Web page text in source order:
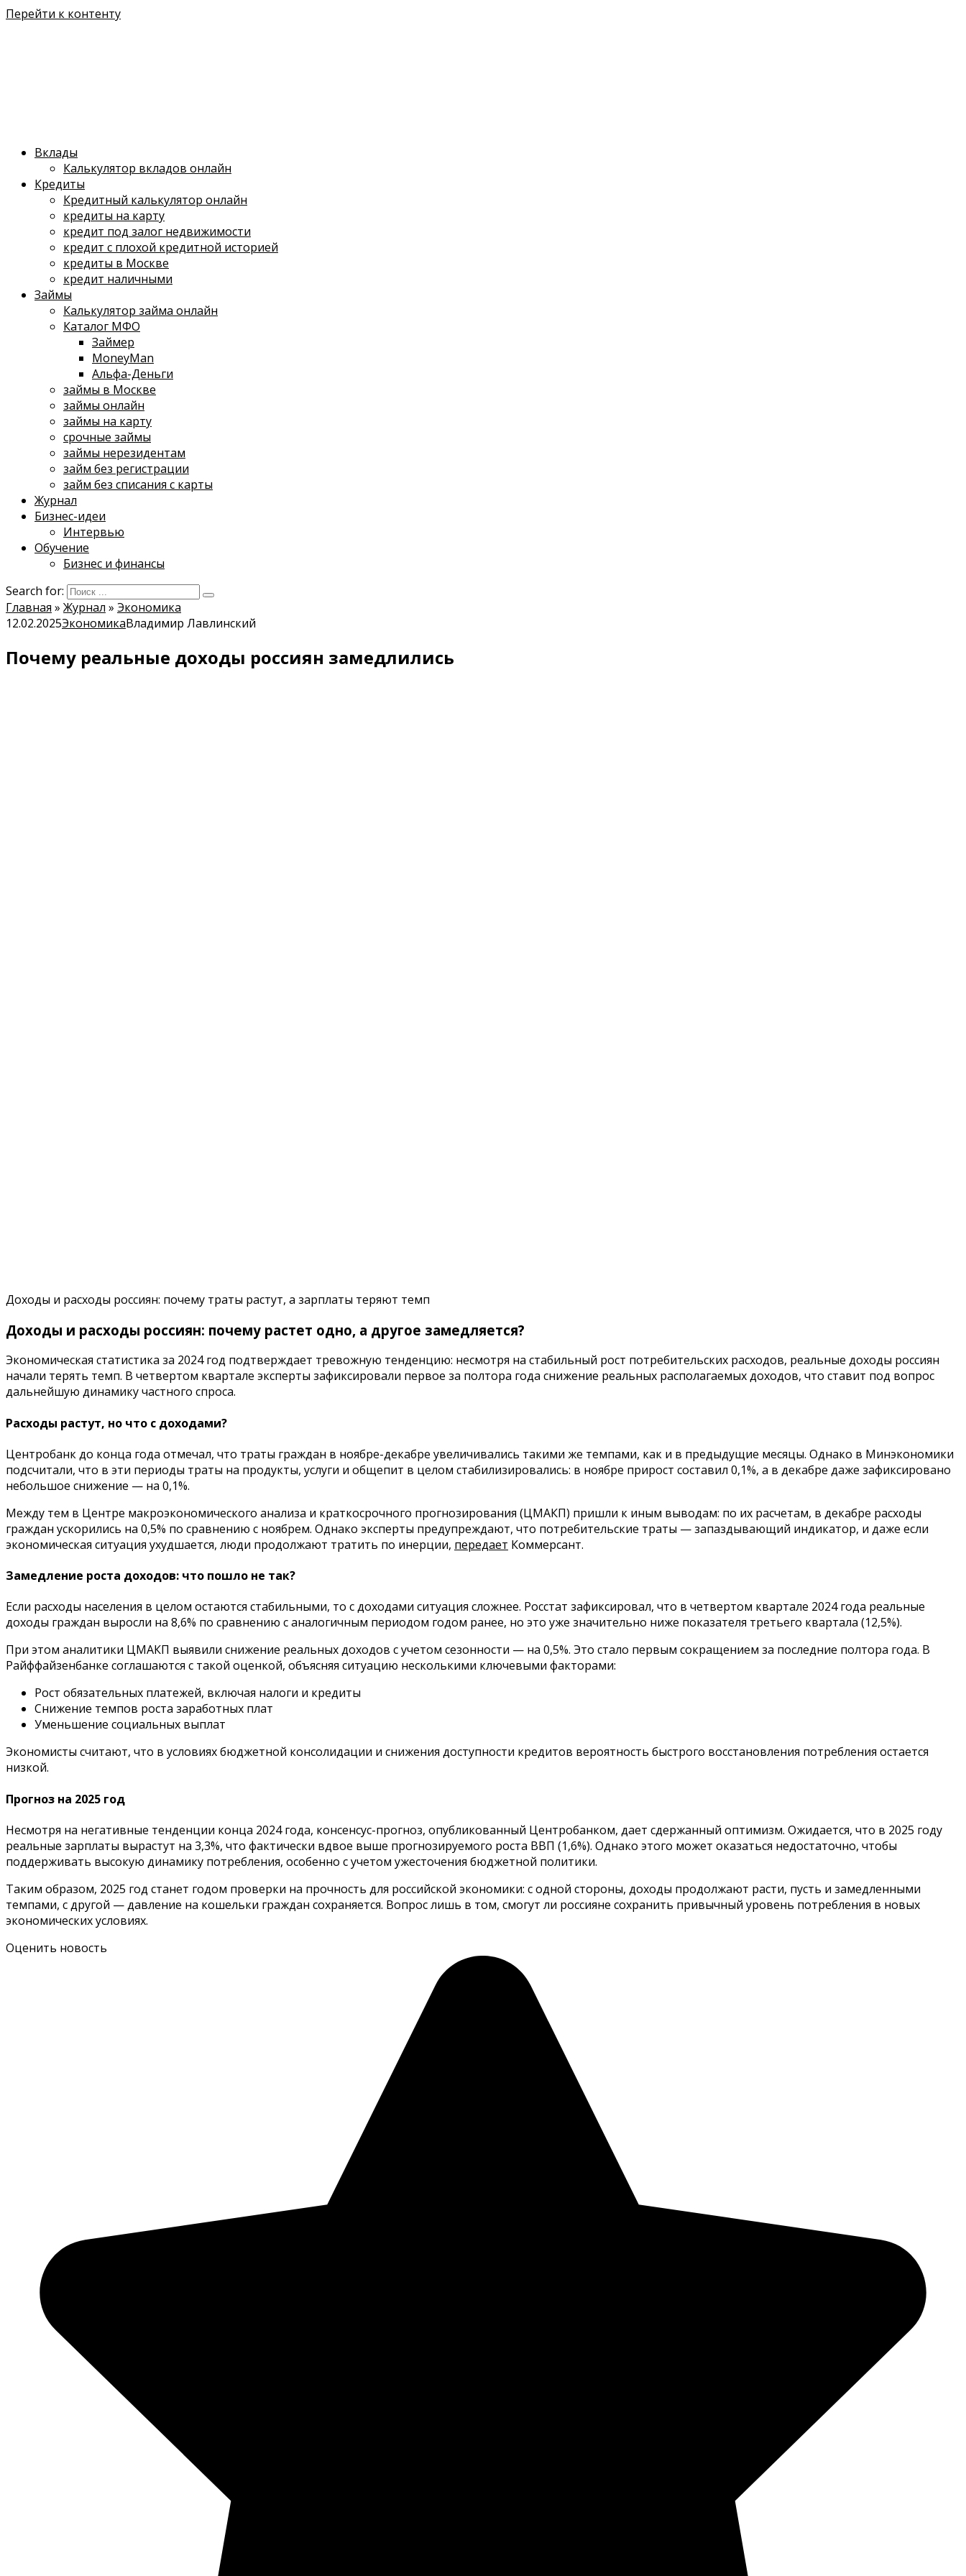
Перейти к контенту
Вклады
Калькулятор вкладов онлайн
Кредиты
Кредитный калькулятор онлайн
кредиты на карту
кредит под залог недвижимости
кредит с плохой кредитной историей
кредиты в Москве
кредит наличными
Займы
Калькулятор займа онлайн
Каталог МФО
Займер
MoneyMan
Альфа-Деньги
займы в Москве
займы онлайн
займы на карту
срочные займы
займы нерезидентам
займ без регистрации
займ без списания с карты
Журнал
Бизнес-идеи
Интервью
Обучение
Бизнес и финансы
Search for:
Главная » Журнал » Экономика
12.02.2025ЭкономикаВладимир Лавлинский
Почему реальные доходы россиян замедлились
Доходы и расходы россиян: почему траты растут, а зарплаты теряют темп
Доходы и расходы россиян: почему растет одно, а другое замедляется?
Экономическая статистика за 2024 год подтверждает тревожную тенденцию: несмотря на стабильный рост потребительских расходов, реальные доходы россиян
начали терять темп. В четвертом квартале эксперты зафиксировали первое за полтора года снижение реальных располагаемых доходов, что ставит под вопрос
дальнейшую динамику частного спроса.
Расходы растут, но что с доходами?
Центробанк до конца года отмечал, что траты граждан в ноябре-декабре увеличивались такими же темпами, как и в предыдущие месяцы. Однако в Минэкономики
подсчитали, что в эти периоды траты на продукты, услуги и общепит в целом стабилизировались: в ноябре прирост составил 0,1%, а в декабре даже зафиксировано
небольшое снижение — на 0,1%.
Между тем в Центре макроэкономического анализа и краткосрочного прогнозирования (ЦМАКП) пришли к иным выводам: по их расчетам, в декабре расходы
граждан ускорились на 0,5% по сравнению с ноябрем. Однако эксперты предупреждают, что потребительские траты — запаздывающий индикатор, и даже если
экономическая ситуация ухудшается, люди продолжают тратить по инерции, передает Коммерсант.
Замедление роста доходов: что пошло не так?
Если расходы населения в целом остаются стабильными, то с доходами ситуация сложнее. Росстат зафиксировал, что в четвертом квартале 2024 года реальные
доходы граждан выросли на 8,6% по сравнению с аналогичным периодом годом ранее, но это уже значительно ниже показателя третьего квартала (12,5%).
При этом аналитики ЦМАКП выявили снижение реальных доходов с учетом сезонности — на 0,5%. Это стало первым сокращением за последние полтора года. В
Райффайзенбанке соглашаются с такой оценкой, объясняя ситуацию несколькими ключевыми факторами:
Рост обязательных платежей, включая налоги и кредиты
Снижение темпов роста заработных плат
Уменьшение социальных выплат
Экономисты считают, что в условиях бюджетной консолидации и снижения доступности кредитов вероятность быстрого восстановления потребления остается
низкой.
Прогноз на 2025 год
Несмотря на негативные тенденции конца 2024 года, консенсус-прогноз, опубликованный Центробанком, дает сдержанный оптимизм. Ожидается, что в 2025 году
реальные зарплаты вырастут на 3,3%, что фактически вдвое выше прогнозируемого роста ВВП (1,6%). Однако этого может оказаться недостаточно, чтобы
поддерживать высокую динамику потребления, особенно с учетом ужесточения бюджетной политики.
Таким образом, 2025 год станет годом проверки на прочность для российской экономики: с одной стороны, доходы продолжают расти, пусть и замедленными
темпами, с другой — давление на кошельки граждан сохраняется. Вопрос лишь в том, смогут ли россияне сохранить привычный уровень потребления в новых
экономических условиях.
Оценить новость